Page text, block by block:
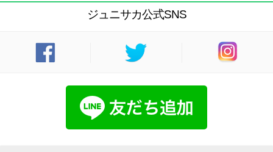
ジュニサカ公式SNS